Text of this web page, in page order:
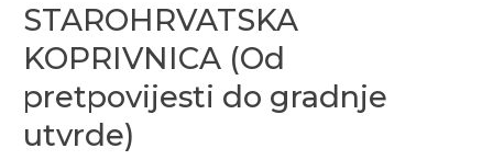
STAROHRVATSKA
KOPRIVNICA (Od
pretpovijesti do gradnje
utvrde)
STAROHRVATSKA
(Od
pretpovijesti
gradnje